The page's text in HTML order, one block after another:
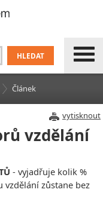
Článek
vytisknout
vzdělání
- vyjadřuje kolik %
zůstane bez